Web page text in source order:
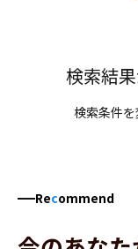
検索結
検索条件を
Recommend